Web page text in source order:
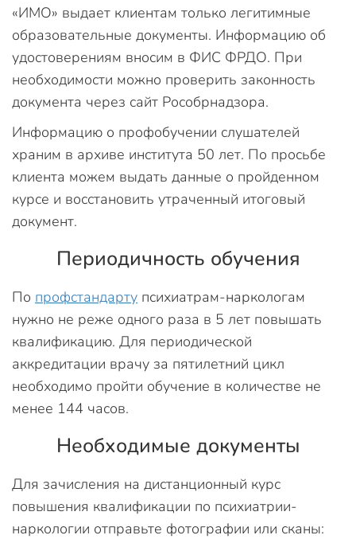
«ИМО» выдает клиентам только легитимные
образовательные документы. Информацию об
удостоверениям вносим в ФИС ФРДО. При
необходимости можно проверить законность
документа через сайт Рособрнадзора.
Информацию о профобучении слушателей
храним в архиве института 50 лет. По просьбе
клиента можем выдать данные о пройденном
курсе и восстановить утраченный итоговый
документ.
Периодичность обучения
По профстандарту психиатрам-наркологам
нужно не реже одного раза в 5 лет повышать
квалификацию. Для периодической
аккредитации врачу за пятилетний цикл
необходимо пройти обучение в количестве не
менее 144 часов.
Необходимые документы
Для зачисления на дистанционный курс
повышения квалификации по психиатрии-
наркологии отправьте фотографии или сканы: